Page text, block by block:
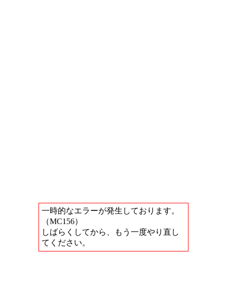
一時的なエラーが発生しております。
（MC156）
しばらくしてから、もう一度やり直し
てください。